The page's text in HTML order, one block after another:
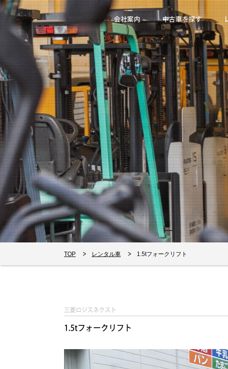
会社案内 中古車を探す
TOP レンタル車 1.5tフォークリフト
三菱ロジスネクスト
1.5tフォークリフト